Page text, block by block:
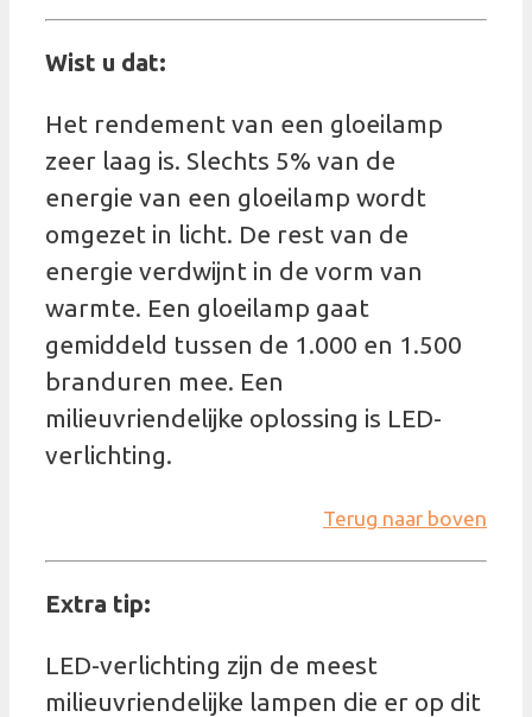
Wist u dat:
Het rendement van een gloeilamp
zeer laag is. Slechts 5% van de
energie van een gloeilamp wordt
omgezet in licht. De rest van de
energie verdwijnt in de vorm van
warmte. Een gloeilamp gaat
gemiddeld tussen de 1.000 en 1.500
branduren mee. Een
milieuvriendelijke oplossing is LED-
verlichting.
Terug naar boven
Extra tip:
LED-verlichting zijn de meest
milieuvriendelijke lampen die er op dit